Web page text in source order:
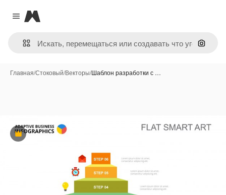
Close menu
Magnific
Поиск
Главная/Стоковый/Векторы/Шаблон разработки с …
Премиум